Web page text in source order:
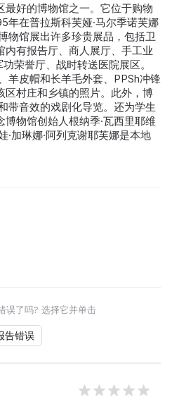
好的博物馆之一。它位于购物
年在普拉斯科芙娅·马尔季诺芙娜
物馆展出许多珍贵展品，包括卫
内有报告厅、商人展厅、手工业
荣誉厅、战时转送医院展区。
羊皮帽和长羊毛外套、PPSh冲锋
区村庄和乡镇的照片。此外，博
带音效的戏剧化导览。还为学生
物馆创始人根纳季·瓦西里耶维
·加琳娜·阿列克谢耶芙娜是本地
误了吗? 选择它并单击
告错误